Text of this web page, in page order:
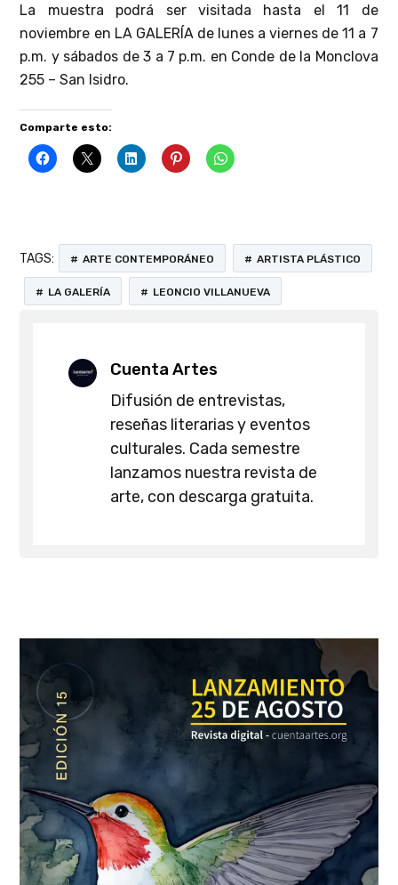
La muestra podrá ser visitada hasta el 11 de
noviembre en LA GALERÍA de lunes a viernes de 11 a 7
p.m. y sábados de 3 a 7 p.m. en Conde de la Monclova
255 – San Isidro.
Comparte esto:
TAGS: ARTE CONTEMPORÁNEO ARTISTA PLÁSTICO
LA GALERÍA LEONCIO VILLANUEVA
Cuenta Artes
Difusión de entrevistas,
reseñas literarias y eventos
culturales. Cada semestre
lanzamos nuestra revista de
arte, con descarga gratuita.